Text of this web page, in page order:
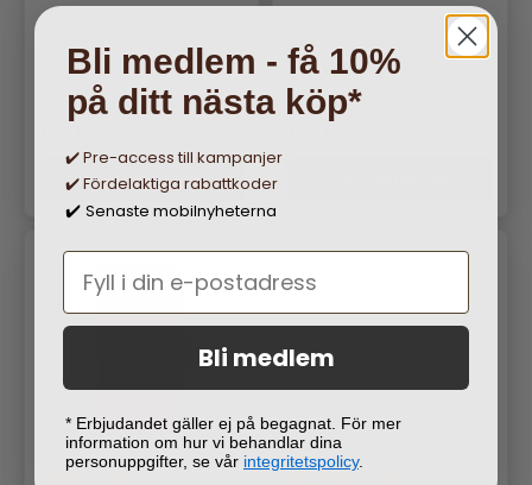
Skärmskydd UV-Ljus
Härdat Glas
Lägg i varukorgen
Gear Samsung Galaxy S10
Skal Ultra Slim Svart
6
Bli medlem - få 10%
på ditt nästa köp*
✔️ Pre-access till kampanjer
✔️ Fördelaktiga rabattkoder
✔️ Senaste mobilnyheterna
Bli medlem
* Erbjudandet gäller ej på begagnat. För mer
information om hur vi behandlar dina
personuppgifter, se vår integritetspolicy.